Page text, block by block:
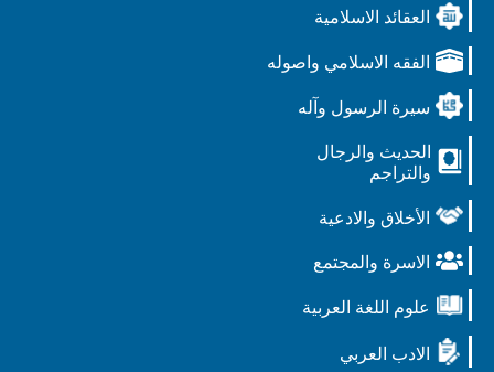
العقائد الاسلامية
الفقه الاسلامي واصوله
سيرة الرسول وآله
الحديث والرجال
والتراجم
الأخلاق والادعية
الاسرة والمجتمع
علوم اللغة العربية
الادب العربي